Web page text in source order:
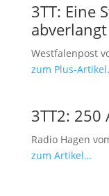
3TT: Eine
abverlangt
Westfalenpost
zum Plus-
3TT2: 250
Radio Hagen
zum Artikel…